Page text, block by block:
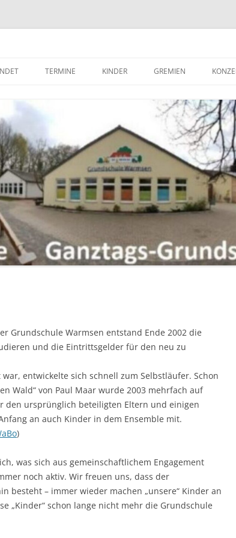
TERMINE KINDER
LINKS FÜR KINDER
ZUSÄTZLICHE ANGEBOTE
GREMIEN
GRUNDSCHULE
GESAMTKONFERENZ
FACHKONFERENZEN
SCHULELTERNRAT
SCHÜLERRAT
Grundschule Warmsen entstand Ende 2002 die
und die Eintrittsgelder für den neu zu
entwickelte sich schnell zum Selbstläufer. Schon
Wald“ von Paul Maar wurde 2003 mehrfach auf
den ursprünglich beteiligten Eltern und einigen
an auch Kinder in dem Ensemble mit.
)
was sich aus gemeinschaftlichem Engagement
noch aktiv. Wir freuen uns, dass der
besteht – immer wieder machen „unsere“ Kinder an
„Kinder“ schon lange nicht mehr die Grundschule